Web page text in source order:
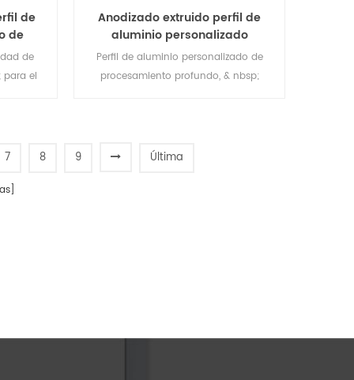
de
de
de
para el
Anodizado extruido perfil de
aluminio personalizado
procesamiento profundo
Perfil de aluminio personalizado de
procesamiento profundo, & nbsp;
7 8 9 Última